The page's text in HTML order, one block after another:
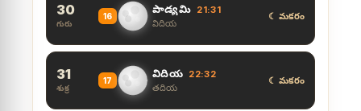
30
గురు
16
పాడ్యమి 21:31
విదియ
☾ మకరం
31
శుక్ర
17
విదియ 22:32
తదియ
☾ మకరం